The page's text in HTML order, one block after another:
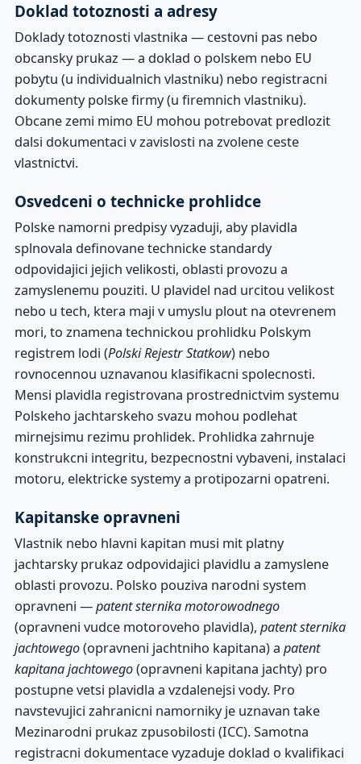
Doklad totoznosti a adresy
Doklady totoznosti vlastnika — cestovni pas nebo
obcansky prukaz — a doklad o polskem nebo EU
pobytu (u individualnich vlastniku) nebo registracni
dokumenty polske firmy (u firemnich vlastniku).
Obcane zemi mimo EU mohou potrebovat predlozit
dalsi dokumentaci v zavislosti na zvolene ceste
vlastnictvi.
Osvedceni o technicke prohlidce
Polske namorni predpisy vyzaduji, aby plavidla
splnovala definovane technicke standardy
odpovidajici jejich velikosti, oblasti provozu a
zamyslenemu pouziti. U plavidel nad urcitou velikost
nebo u tech, ktera maji v umyslu plout na otevrenem
mori, to znamena technickou prohlidku Polskym
registrem lodi (Polski Rejestr Statkow) nebo
rovnocennou uznavanou klasifikacni spolecnosti.
Mensi plavidla registrovana prostrednictvim systemu
Polskeho jachtarskeho svazu mohou podlehat
mirnejsimu rezimu prohlidek. Prohlidka zahrnuje
konstrukcni integritu, bezpecnostni vybaveni, instalaci
motoru, elektricke systemy a protipozarni opatreni.
Kapitanske opravneni
Vlastnik nebo hlavni kapitan musi mit platny
jachtarsky prukaz odpovidajici plavidlu a zamyslene
oblasti provozu. Polsko pouziva narodni system
opravneni —patent sternika motorowodnego
(opravneni vudce motoroveho plavidla), patent sternika
jachtowego(opravneni jachtniho kapitana) a patent
kapitana jachtowego(opravneni kapitana jachty) pro
postupne vetsi plavidla a vzdalenejsi vody. Pro
navstevujici zahranicni namorniky je uznavan take
Mezinarodni prukaz zpusobilosti (ICC). Samotna
registracni dokumentace vyzaduje doklad o kvalifikaci